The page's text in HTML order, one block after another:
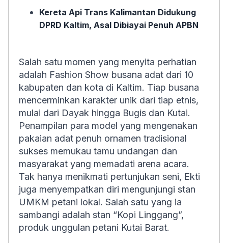
Kereta Api Trans Kalimantan Didukung
DPRD Kaltim, Asal Dibiayai Penuh APBN
Salah satu momen yang menyita perhatian
adalah Fashion Show busana adat dari 10
kabupaten dan kota di Kaltim. Tiap busana
mencerminkan karakter unik dari tiap etnis,
mulai dari Dayak hingga Bugis dan Kutai.
Penampilan para model yang mengenakan
pakaian adat penuh ornamen tradisional
sukses memukau tamu undangan dan
masyarakat yang memadati arena acara.
Tak hanya menikmati pertunjukan seni, Ekti
juga menyempatkan diri mengunjungi stan
UMKM petani lokal. Salah satu yang ia
sambangi adalah stan “Kopi Linggang”,
produk unggulan petani Kutai Barat.